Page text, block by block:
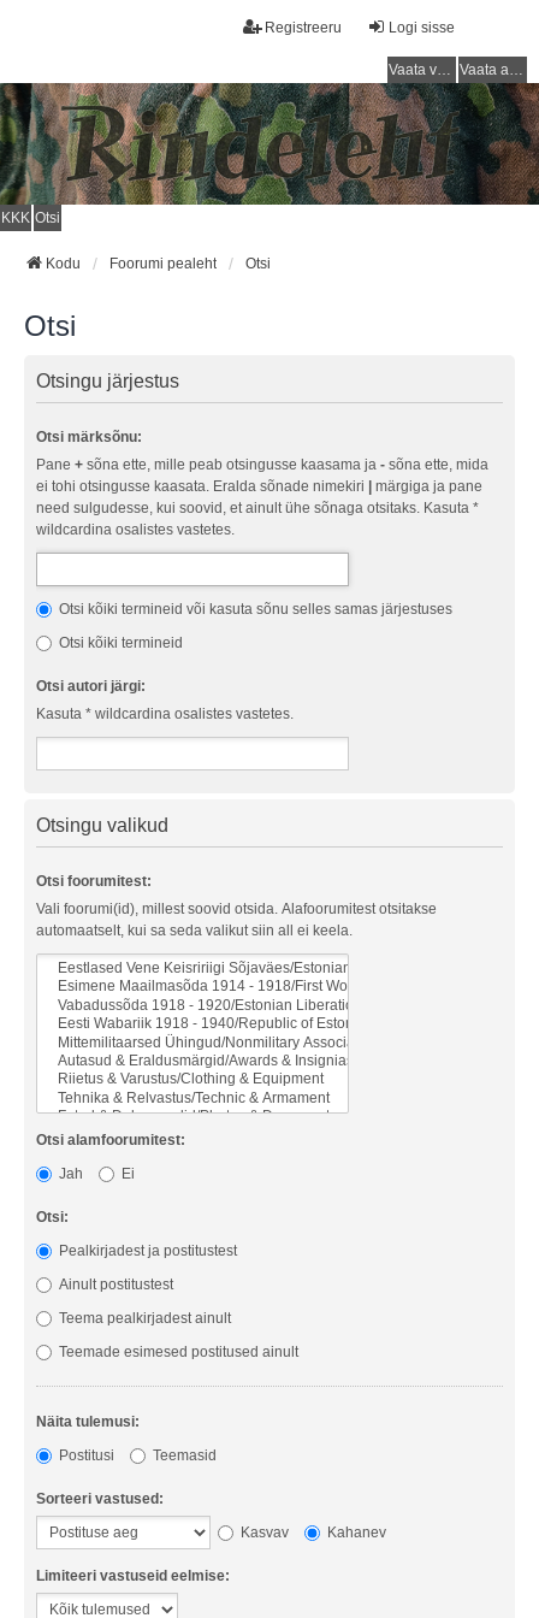
Logi sisse
Registreeru
Vaata vastamata teemasi Vaata aktiivseid teemasid
KKK Otsi
Kodu Foorumi pealeht Otsi
Otsi
Otsingu järjestus
Otsi märksõnu:
Pane + sõna ette, mille peab otsingusse kaasama ja - sõna ette, mida
ei tohi otsingusse kaasata. Eralda sõnade nimekiri
märgiga ja pane
need sulgudesse, kui soovid, et ainult ühe sõnaga otsitaks. Kasuta *
wildcardina osalistes vastetes.
Otsi kõiki termineid või kasuta sõnu selles samas järjestuses
Otsi kõiki termineid
Otsi autori järgi:
Kasuta * wildcardina osalistes vastetes.
Otsingu valikud
Otsi foorumitest:
Vali foorumi(id), millest soovid otsida. Alafoorumitest otsitakse
automaatselt, kui sa seda valikut siin all ei keela.
Otsi alamfoorumitest:
Jah
Ei
Otsi:
Pealkirjadest ja postitustest
Ainult postitustest
Teema pealkirjadest ainult
Teemade esimesed postitused ainult
Näita tulemusi:
Postitusi
Teemasid
Sorteeri vastused:
Kasvav
Kahanev
Limiteeri vastuseid eelmise: